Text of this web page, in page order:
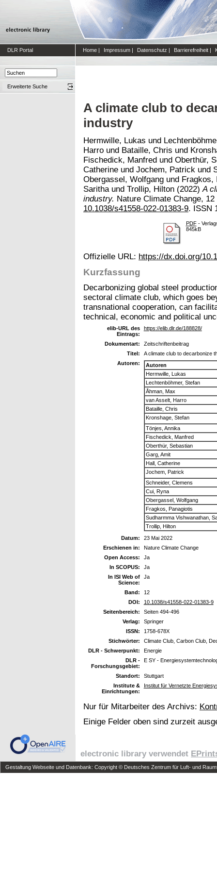
DLR Portal Home | Impressum | Datenschutz | Barrierefreiheit |
Erweiterte Suche
A climate club to
industry
Hermwille, Lukas und
Harro und Bataille, Chris und
Fischedick, Manfred und Oberthür,
Catherine und Jochem, Patrick und
Obergassel, Wolfgang und Fragkos,
Saritha und Trollip, Hilton (2022) A
industry. Nature Climate Change,
10.1038/s41558-022-01383-9. ISSN
PDF-
845kB
Offizielle URL: https://dx.doi.org/
Kurzfassung
Decarbonizing global steel
sectoral climate club, which goes
transnational cooperation, can
technical, economic and political
elib-URL des
Eintrags:
https://elib.dlr.de/188828/
Dokumentart:
Zeitschriftenbeitrag
Titel:
A climate club to decarbonize
Autoren:
Autoren
Hermwille, Lukas
Lechtenböhmer, Stefan
Åhman, Max
van Asselt, Harro
Bataille, Chris
Kronshage, Stefan
Tönjes, Annika
Fischedick, Manfred
Oberthür, Sebastian
Garg, Amit
Hall, Catherine
Jochem, Patrick
Schneider, Clemens
Cui, Ryna
Obergassel, Wolfgang
Fragkos, Panagiotis
Sudharmma Vishwanathan,
Trollip, Hilton
Datum:
23 Mai 2022
Erschienen in:
Nature Climate Change
Open Access:
Ja
In SCOPUS:
Ja
In ISI Web of
Science:
Ja
Band:
12
DOI:
10.1038/s41558-022-01383-9
Seitenbereich:
Seiten 494-496
Verlag:
Springer
ISSN:
1758-678X
Stichwörter:
Climate Club, Carbon Club,
DLR - Schwerpunkt:
Energie
DLR -
Forschungsgebiet:
E SY -
Standort:
Stuttgart
Institute &
Einrichtungen:
Institut für Vernetzte
Nur für Mitarbeiter des Archivs:
Einige Felder oben sind zurzeit
electronic library verwendet
Gestaltung Webseite und Datenbank: Copyright © Deutsches Zentrum für Luft- und